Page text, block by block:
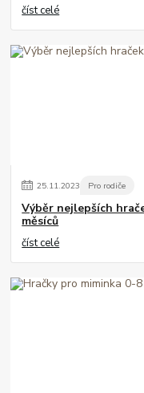
číst celé
25.11.2023 Pro rodiče
Výběr nejlepších
měsíců
číst celé